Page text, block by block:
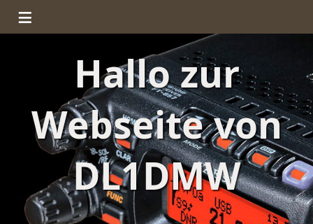
≡
Hallo zur
Webseite von
DL1DMW